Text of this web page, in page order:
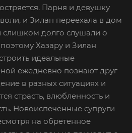
Парня и девушку
и Зилан переехала в дом
долго слушали о
Хазару и Зилан
идеальные
ежедневно познают друг
в разных ситуациях и
страсть, влюбленность и
Новоиспечённые супруги
на обретенное